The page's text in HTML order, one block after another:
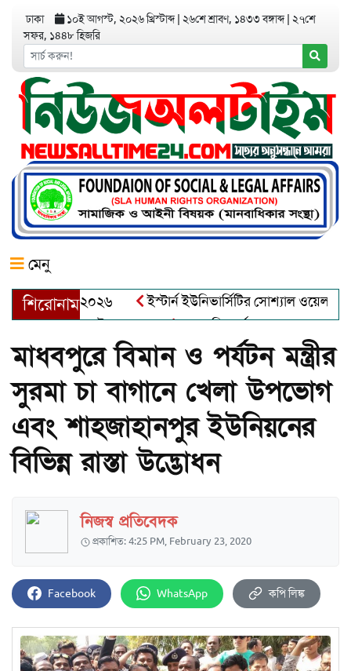
ঢাকা ১০ই আগস্ট, ২০২৬ খ্রিস্টাব্দ ২৬শে শ্রাবণ, ১৪৩৩ বঙ্গাব্দ ২৭শে
সফর, ১৪৪৮ হিজরি
মেনু
শিরোনাম
অ্যাওয়ার্ড–২০২৬
ইস্টার্ন ইউনিভার্সিটির সোশ্যাল ওয়েলফেয়ার
খালেক এর ইন্তেকাল
আত্মশুদ্ধি অর্জন ও অশুভকে বর্জন করে
মাধবপুরে বিমান ও পর্যটন মন্ত্রীর
সুরমা চা বাগানে খেলা উপভোগ
এবং শাহজাহানপুর ইউনিয়নের
বিভিন্ন রাস্তা উদ্ভোধন
নিজস্ব প্রতিবেদক
প্রকাশিত: 4:25 PM, February 23, 2020
Facebook WhatsApp কপি লিঙ্ক